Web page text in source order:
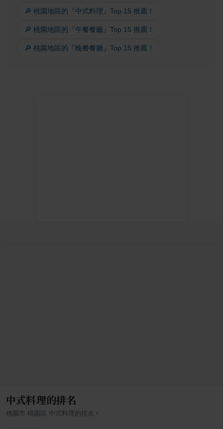
🔎 桃園地區的『中式料理』Top 15 推薦！
🔎 桃園地區的『午餐餐廳』Top 15 推薦！
🔎 桃園地區的『晚餐餐廳』Top 15 推薦！
中式料理的排名
桃園市 桃園區 中式料理 的排名 ›